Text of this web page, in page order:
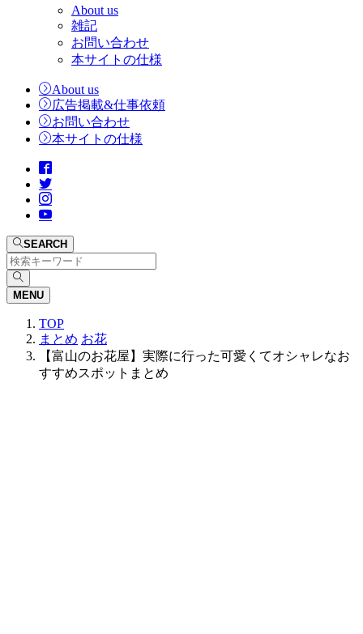
About us
雑記
お問い合わせ
本サイトの仕様
About us
広告掲載&仕事依頼
お問い合わせ
本サイトの仕様
SEARCH
MENU
TOP
まとめ お花
【富山のお花屋】実際に行った可愛くてオシャレなお
すすめスポットまとめ